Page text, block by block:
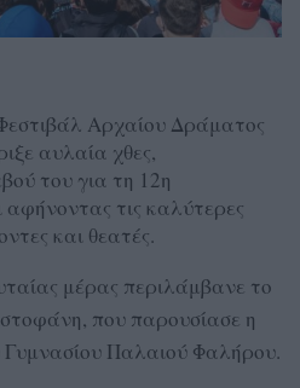
Αρχαίου Δράματος
αυλαία χθες,
του για τη 12η
τις καλύτερες
και θεατές.
μέρας περιλάμβανε το
που παρουσίασε η
Παλαιού Φαλήρου.